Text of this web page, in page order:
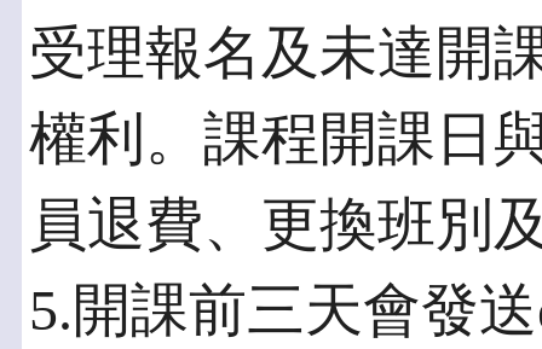
受理報名及未達開
權利。課程開課日
員退費、更換班別
5.開課前三天會發